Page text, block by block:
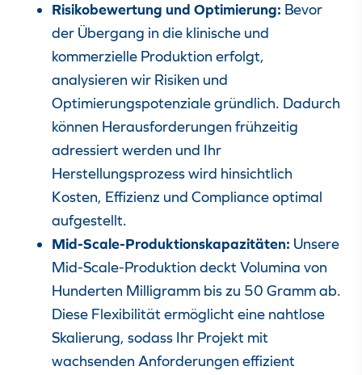
Risikobewertung und Optimierung: Bevor
der Übergang in die klinische und
kommerzielle Produktion erfolgt,
analysieren wir Risiken und
Optimierungspotenziale gründlich. Dadurch
können Herausforderungen frühzeitig
adressiert werden und Ihr
Herstellungsprozess wird hinsichtlich
Kosten, Effizienz und Compliance optimal
aufgestellt.
Mid-Scale-Produktionskapazitäten: Unsere
Mid-Scale-Produktion deckt Volumina von
Hunderten Milligramm bis zu 50 Grammab.
Diese Flexibilität ermöglicht eine nahtlose
Skalierung, sodass Ihr Projekt mit
wachsenden Anforderungen effizient